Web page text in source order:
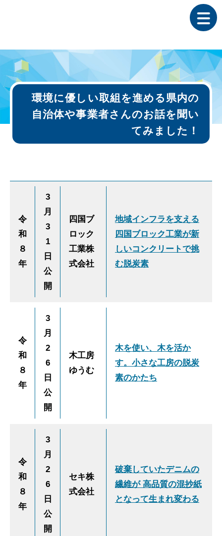
環境に優しい取組を進める県内の
自治体や事業者さんのお話を聞い
てみました！
令
和
８
年
3
月
3
1
日
公
開
四国ブ
ロック
工業株
式会社
地域インフラを支える
四国ブロック工業が新
しいコンクリートで挑
む脱炭素
令
和
８
年
3
月
2
6
日
公
開
木工房
ゆうむ
木を使い、木を活か
す。小さな工房の脱炭
素のかたち
令
和
８
年
3
月
2
6
日
公
開
セキ株
式会社
破棄していたデニムの
繊維が 高品質の混抄紙
となって生まれ変わる